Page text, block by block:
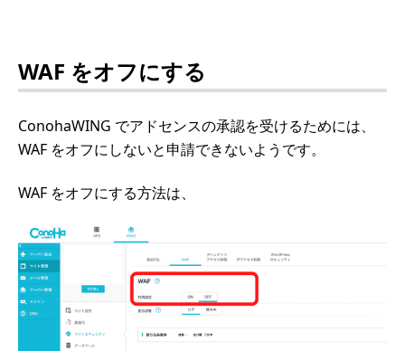
WAF をオフにする
ConohaWING でアドセンスの承認を受けるためには、
WAF をオフにしないと申請できないようです。
WAF をオフにする方法は、